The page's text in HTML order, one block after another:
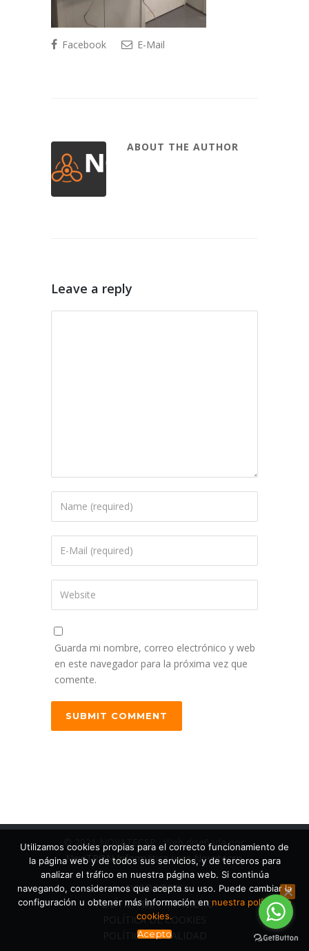
Facebook E-Mail
ABOUT THE AUTHOR
Leave a reply
Guarda mi nombre, correo electrónico y web
en este navegador para la próxima vez que
comente.
© 2021 NOVATECSP · Web diseñada por:
NewTRON InformáticaparaNovatecsp.
AVISO LEGAL
POLÍTICA DE PRIVACIDAD
POLÍTICA DE COOKIES
POLÍTICA DE CALIDAD
Utilizamos cookies propias para el correcto funcionamiento de
la página web y de todos sus servicios, y de terceros para
analizar el tráfico en nuestra página web. Si continúa
navegando, consideramos que acepta su uso. Puede cambiar la
configuración u obtener más información en nuestra política de
cookies.
Acepto